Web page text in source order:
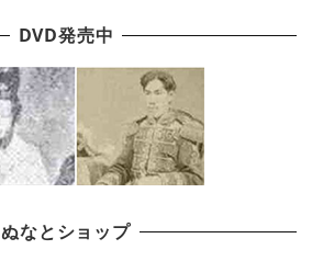
DVD発売中
ぬなとショップ